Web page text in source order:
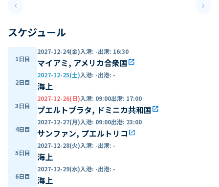
keyboard_arrow_leftPrevious slide keyboard_arrow_right
スケジュール
1日目
2027-12-24(金)入港: -出港: 16:30
マイアミ, アメリカ合衆国open_in_new
2日目
2027-12-25(土)入港: -出港: -
海上
3日目
2027-12-26(日)入港: 09:00出港: 17:00
プエルトプラタ, ドミニカ共和国open_in_new
4日目
2027-12-27(月)入港: 09:00出港: 23:00
サンファン, プエルトリコ open_in_new
5日目
2027-12-28(火)入港: -出港: -
海上
6日目
2027-12-29(水)入港: -出港: -
海上